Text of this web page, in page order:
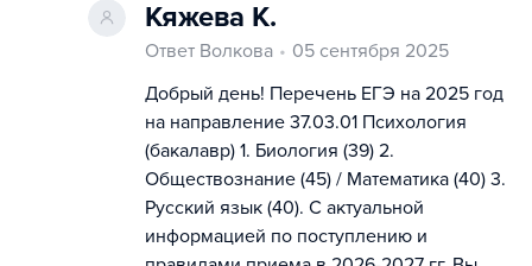
Кяжева К.
Ответ Волкова
05 сентября 2025
Добрый день! Перечень ЕГЭ на 2025 год
на направление 37.03.01 Психология
(бакалавр) 1. Биология (39) 2.
Обществознание (45) / Математика (40) 3.
Русский язык (40). С актуальной
информацией по поступлению и